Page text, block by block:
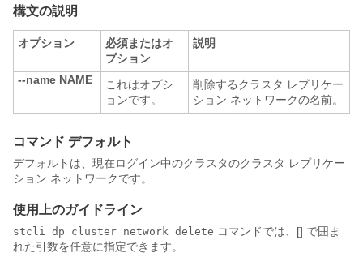
構文の説明
オプション
必須またはオ
プション
説明
--name NAME
これはオプシ
ョンです。
削除するクラスタ レプリケー
ション ネットワークの名前。
コマンド デフォルト
デフォルトは、現在ログイン中のクラスタのクラスタ レプリケー
ション ネットワークです。
使用上のガイドライン
stcli dp cluster network delete コマンドでは、[] で囲ま
れた引数を任意に指定できます。